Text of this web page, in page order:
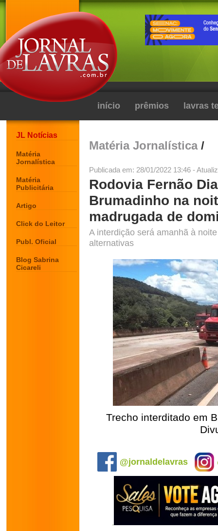
início prêmios lavras
JL Notícias
Matéria
Jornalística
Matéria
Publicitária
Artigo
Click do Leitor
Publ. Oficial
Blog Sabrina
Cicareli
Matéria Jornalística/
Publicada em: 28/01/2022 13:46 -
Rodovia Fernão
Brumadinho na
madrugada de
A interdição será amanhã à
alternativas
Trecho interditado em
@jornaldelavras